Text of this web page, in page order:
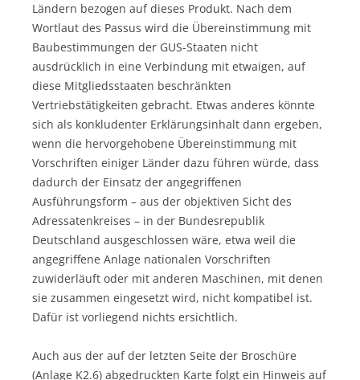
Ländern bezogen auf dieses Produkt. Nach dem
Wortlaut des Passus wird die Übereinstimmung mit
Baubestimmungen der GUS-Staaten nicht
ausdrücklich in eine Verbindung mit etwaigen, auf
diese Mitgliedsstaaten beschränkten
Vertriebstätigkeiten gebracht. Etwas anderes könnte
sich als konkludenter Erklärungsinhalt dann ergeben,
wenn die hervorgehobene Übereinstimmung mit
Vorschriften einiger Länder dazu führen würde, dass
dadurch der Einsatz der angegriffenen
Ausführungsform – aus der objektiven Sicht des
Adressatenkreises – in der Bundesrepublik
Deutschland ausgeschlossen wäre, etwa weil die
angegriffene Anlage nationalen Vorschriften
zuwiderläuft oder mit anderen Maschinen, mit denen
sie zusammen eingesetzt wird, nicht kompatibel ist.
Dafür ist vorliegend nichts ersichtlich.
Auch aus der auf der letzten Seite der Broschüre
(Anlage K2.6) abgedruckten Karte folgt ein Hinweis auf